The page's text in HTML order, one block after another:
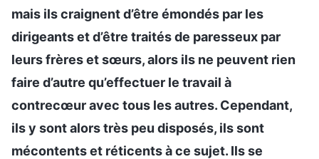
mais ils craignent d’être émondés par les
dirigeants et d’être traités de paresseux par
leurs frères et sœurs, alors ils ne peuvent rien
faire d’autre qu’effectuer le travail à
contrecœur avec tous les autres. Cependant,
ils y sont alors très peu disposés, ils sont
mécontents et réticents à ce sujet. Ils se